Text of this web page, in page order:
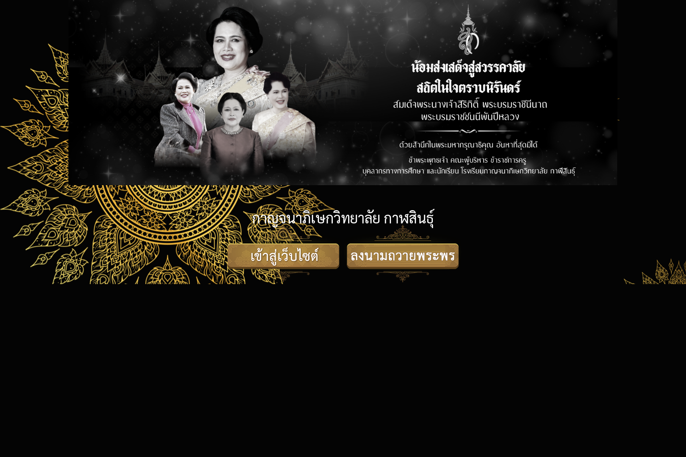
กาญจนาภิเษกวิทยาลัย กาฬสินธุ์